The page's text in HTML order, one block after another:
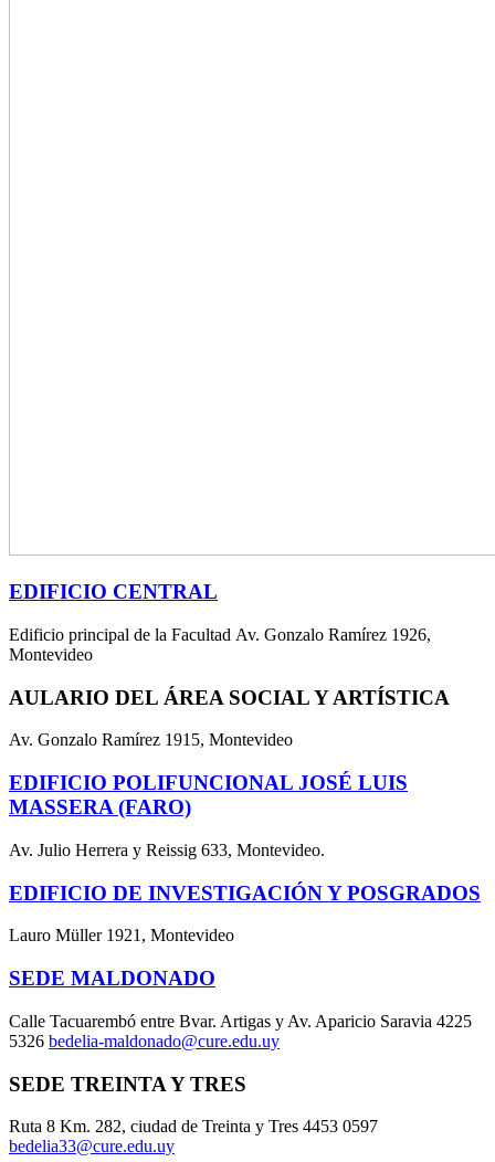
EDIFICIO CENTRAL
Edificio principal de la Facultad Av. Gonzalo Ramírez 1926,
Montevideo
AULARIO DEL ÁREA SOCIAL Y ARTÍSTICA
Av. Gonzalo Ramírez 1915, Montevideo
EDIFICIO POLIFUNCIONAL JOSÉ LUIS
MASSERA (FARO)
Av. Julio Herrera y Reissig 633, Montevideo.
EDIFICIO DE INVESTIGACIÓN Y POSGRADOS
Lauro Müller 1921, Montevideo
SEDE MALDONADO
Calle Tacuarembó entre Bvar. Artigas y Av. Aparicio Saravia 4225
5326 bedelia-maldonado@cure.edu.uy
SEDE TREINTA Y TRES
Ruta 8 Km. 282, ciudad de Treinta y Tres 4453 0597
bedelia33@cure.edu.uy